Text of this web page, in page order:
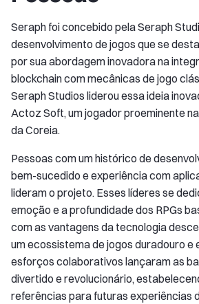
Seraph foi concebido pela Seraph
desenvolvimento de jogos que se
por sua abordagem inovadora na
blockchain com mecânicas de jogo
Seraph Studios liderou essa ideia
Actoz Soft, um jogador proeminente
da Coreia.
Pessoas com um histórico de
bem-sucedido e experiência com
lideram o projeto. Esses líderes se
emoção e a profundidade dos RPGs
com as vantagens da tecnologia
um ecossistema de jogos duradouro e
esforços colaborativos lançaram as
divertido e revolucionário,
referências para futuras experiências